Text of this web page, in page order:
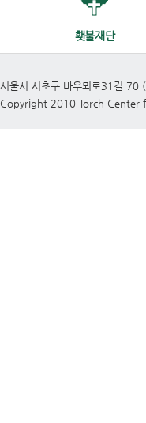
횃불재단
서울시 서초구 바우뫼로31길
Copyright 2010 Torch Center